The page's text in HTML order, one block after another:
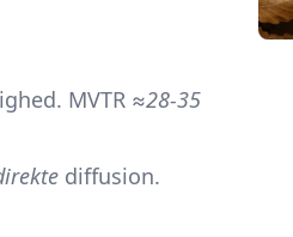
MVTR ≈28-35
diffusion.